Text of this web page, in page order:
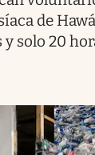
de
solo 20